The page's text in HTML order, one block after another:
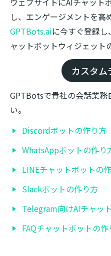
し、エンゲージメントを高
GPTBots.aiに今すぐ登録
ャットボットウィジェット
カスタム
GPTBotsで貴社の会話業務
い。
Discordボットの作り方
WhatsAppボットの作り
LINEチャットボットの
Slackボットの作り方
Telegram向けAIチャッ
FAQチャットボットの